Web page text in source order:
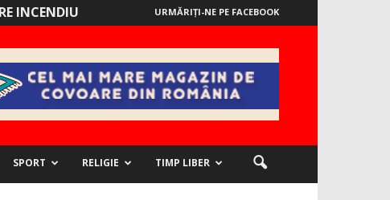
INCENDIU URMĂRIȚI-NE PE FACEBOOK
SPORT RELIGIE TIMP LIBER